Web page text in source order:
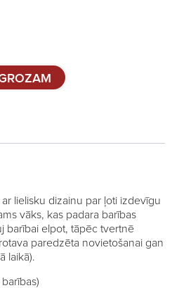
ar lielisku dizainu par ļoti izdevīgu
vāks, kas padara barības
barībai elpot, tāpēc tvertnē
paredzēta novietošanai gan
laikā).